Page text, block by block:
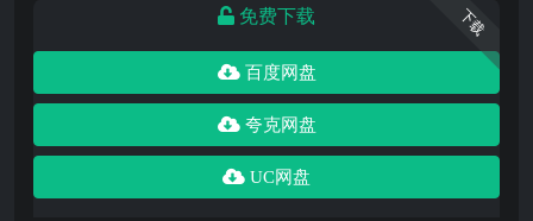
下载
免费下载
百度网盘
夸克网盘
UC网盘